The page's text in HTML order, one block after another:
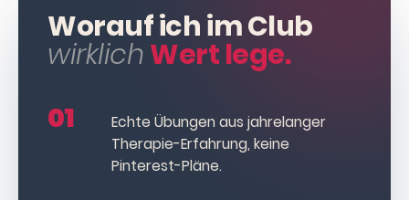
Worauf ich im Club
wirklichWert lege.
01
Echte Übungen aus jahrelanger
Therapie-Erfahrung, keine
Pinterest-Pläne.